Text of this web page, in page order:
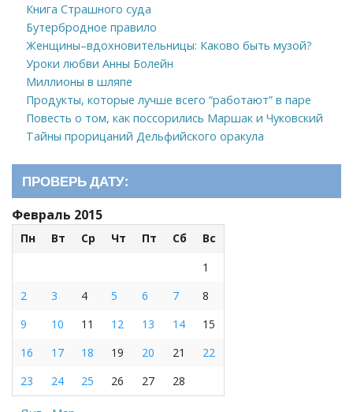
Книга Страшного суда
Бутербродное правило
Женщины–вдохновительницы: Каково быть музой?
Уроки любви Анны Болейн
Миллионы в шляпе
Продукты, которые лучше всего “работают” в паре
Повесть о том, как поссорились Маршак и Чуковский
Тайны прорицаний Дельфийского оракула
ПРОВЕРЬ ДАТУ:
Февраль 2015
Пн Вт Ср Чт Пт Сб
Вс
1
2
3 4 5 6 7
8
9
10 11 12 13 14
15
16
17 18 19 20 21
22
23
24 25 26 27 28